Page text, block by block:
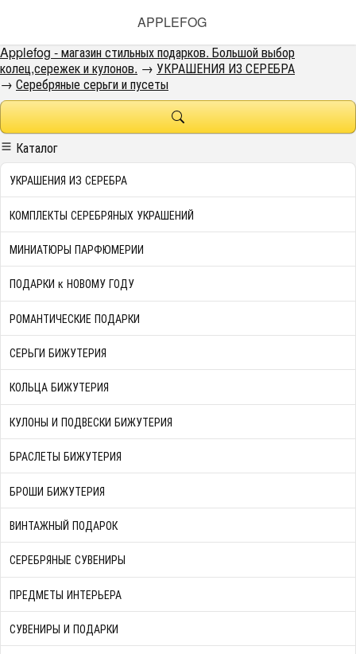
APPLEFOG
Applefog - магазин стильных подарков. Большой выбор
колец,сережек и кулонов. → УКРАШЕНИЯ ИЗ СЕРЕБРА
→ Серебряные серьги и пусеты
Каталог
УКРАШЕНИЯ ИЗ СЕРЕБРА
КОМПЛЕКТЫ СЕРЕБРЯНЫХ УКРАШЕНИЙ
МИНИАТЮРЫ ПАРФЮМЕРИИ
ПОДАРКИ к НОВОМУ ГОДУ
РОМАНТИЧЕСКИЕ ПОДАРКИ
СЕРЬГИ БИЖУТЕРИЯ
КОЛЬЦА БИЖУТЕРИЯ
КУЛОНЫ И ПОДВЕСКИ БИЖУТЕРИЯ
БРАСЛЕТЫ БИЖУТЕРИЯ
БРОШИ БИЖУТЕРИЯ
ВИНТАЖНЫЙ ПОДАРОК
СЕРЕБРЯНЫЕ СУВЕНИРЫ
ПРЕДМЕТЫ ИНТЕРЬЕРА
СУВЕНИРЫ И ПОДАРКИ